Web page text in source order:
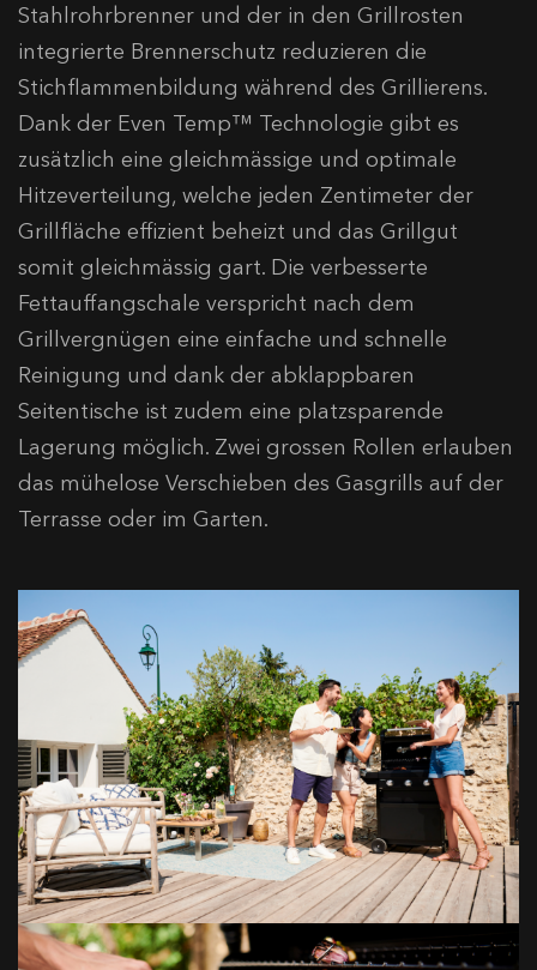
Stahlrohrbrenner und der in den Grillrosten
integrierte Brennerschutz reduzieren die
Stichflammenbildung während des Grillierens.
Dank der Even Temp™ Technologie gibt es
zusätzlich eine gleichmässige und optimale
Hitzeverteilung, welche jeden Zentimeter der
Grillfläche effizient beheizt und das Grillgut
somit gleichmässig gart. Die verbesserte
Fettauffangschale verspricht nach dem
Grillvergnügen eine einfache und schnelle
Reinigung und dank der abklappbaren
Seitentische ist zudem eine platzsparende
Lagerung möglich. Zwei grossen Rollen erlauben
das mühelose Verschieben des Gasgrills auf der
Terrasse oder im Garten.